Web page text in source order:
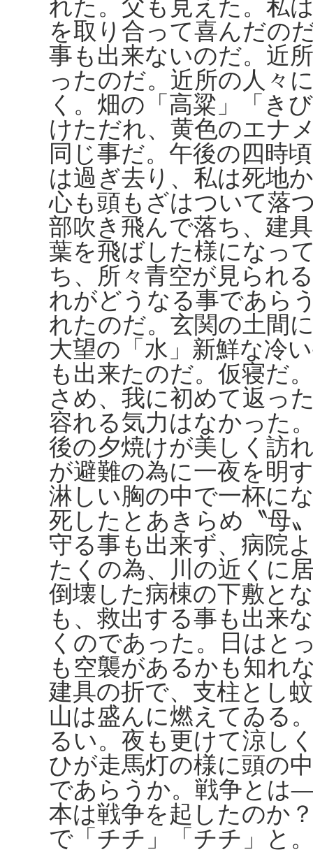
れた。父も見えた。私
を取り合って喜んだの
事も出来ないのだ。近
ったのだ。近所の人々
く。畑の「高粱」「き
けただれ、黄色のエナ
同じ事だ。午後の四時
は過ぎ去り、私は死地
心も頭もざはついて落
部吹き飛んで落ち、建
葉を飛ばした様になっ
ち、所々青空が見られ
れがどうなる事であら
れたのだ。玄関の土間
大望の「水」新鮮な冷
も出来たのだ。仮寝だ
さめ、我に初めて返っ
容れる気力はなかった
後の夕焼けが美しく訪
が避難の為に一夜を明
淋しい胸の中で一杯に
死したとあきらめ〝母
守る事も出来ず、病院
たくの為、川の近くに
倒壊した病棟の下敷と
も、救出する事も出来
くのであった。日はと
も空襲があるかも知れ
建具の折で、支柱とし
山は盛んに燃えてゐる
るい。夜も更けて涼し
ひが走馬灯の様に頭の
であらうか。戦争とは
本は戦争を起したのか
で「チチ」「チチ」と